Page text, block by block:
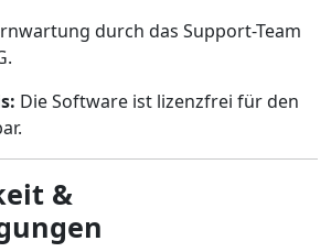
durch das Support-Team
Die Software ist lizenzfrei für den
&